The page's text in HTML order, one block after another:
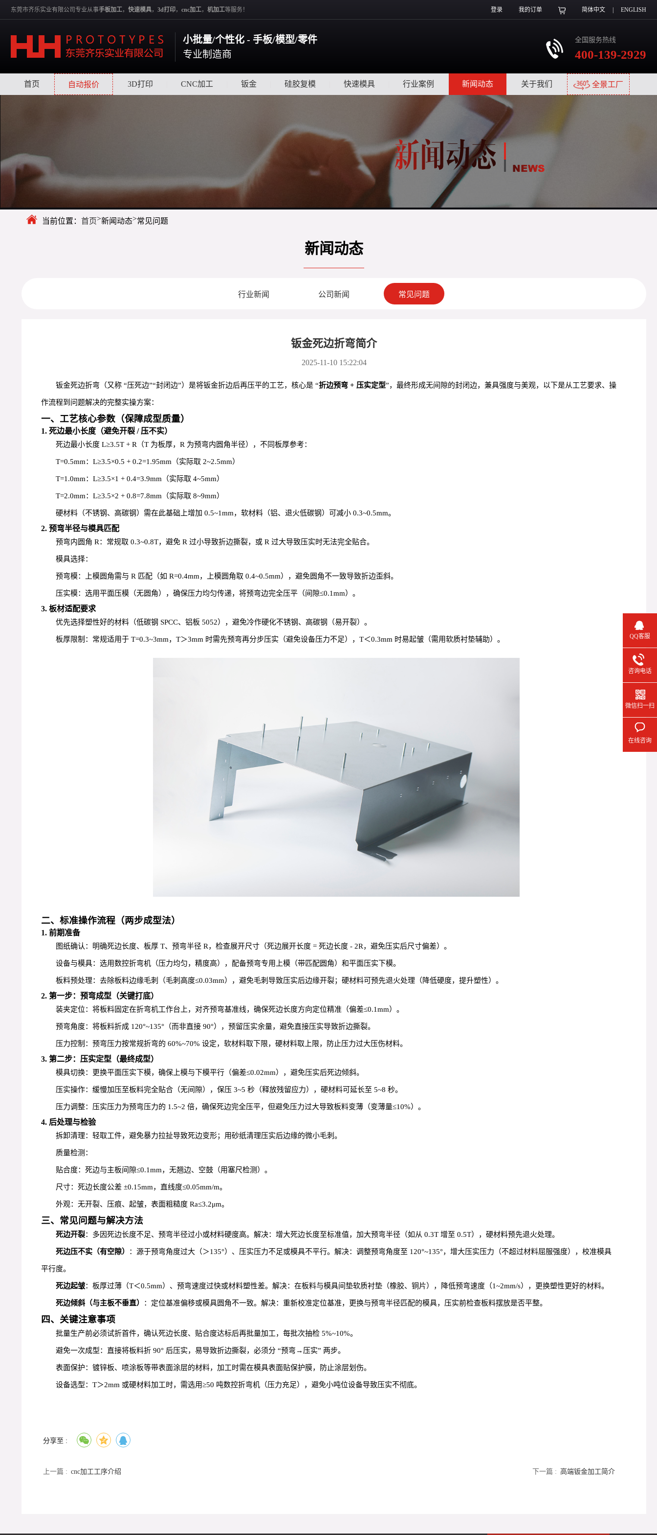
东莞市齐乐实业有限公司专业从事手板加工， 快速模具， 3d打印， cnc加工， 机加工等服务！ 登录 我的订单 简体中文 ENGLISH
小批量/个性化 - 手板/模型/零件
专业制造商
全国服务热线
400-139-2929
首页 自动报价 3D打印 CNC加工 钣金 硅胶复模 快速模具 行业案例 新闻动态 关于我们 全景工厂
当前位置： 首页>新闻动态>常见问题
新闻动态
行业新闻 公司新闻 常见问题
钣金死边折弯简介
2025-11-10 15:22:04
钣金死边折弯（又称 “压死边”“封闭边”）是将钣金折边后再压平的工艺，核心是 “折边预弯 + 压实定型”，最终形成无间隙的封闭边，兼具强度与美观，以下是从工艺要求、操
作流程到问题解决的完整实操方案：
一、工艺核心参数（保障成型质量）
1. 死边最小长度（避免开裂 / 压不实）
死边最小长度 L≥3.5T + R（T 为板厚，R 为预弯内圆角半径），不同板厚参考：
T=0.5mm：L≥3.5×0.5 + 0.2=1.95mm（实际取 2~2.5mm）
T=1.0mm：L≥3.5×1 + 0.4=3.9mm（实际取 4~5mm）
T=2.0mm：L≥3.5×2 + 0.8=7.8mm（实际取 8~9mm）
硬材料（不锈钢、高碳钢）需在此基础上增加 0.5~1mm，软材料（铝、退火低碳钢）可减小 0.3~0.5mm。
2. 预弯半径与模具匹配
预弯内圆角 R：常规取 0.3~0.8T，避免 R 过小导致折边撕裂，或 R 过大导致压实时无法完全贴合。
模具选择：
预弯模：上模圆角需与 R 匹配（如 R=0.4mm，上模圆角取 0.4~0.5mm），避免圆角不一致导致折边歪斜。
压实模：选用平面压模（无圆角），确保压力均匀传递，将预弯边完全压平（间隙≤0.1mm）。
3. 板材适配要求
优先选择塑性好的材料（低碳钢 SPCC、铝板 5052），避免冷作硬化不锈钢、高碳钢（易开裂）。
板厚限制：常规适用于 T=0.3~3mm，T＞3mm 时需先预弯再分步压实（避免设备压力不足），T＜0.3mm 时易起皱（需用软质衬垫辅助）。
二、标准操作流程（两步成型法）
1. 前期准备
图纸确认：明确死边长度、板厚 T、预弯半径 R，检查展开尺寸（死边展开长度 = 死边长度 - 2R，避免压实后尺寸偏差）。
设备与模具：选用数控折弯机（压力均匀，精度高），配备预弯专用上模（带匹配圆角）和平面压实下模。
板料预处理：去除板料边缘毛刺（毛刺高度≤0.03mm），避免毛刺导致压实后边缘开裂；硬材料可预先退火处理（降低硬度，提升塑性）。
2. 第一步：预弯成型（关键打底）
装夹定位：将板料固定在折弯机工作台上，对齐预弯基准线，确保死边长度方向定位精准（偏差≤0.1mm）。
预弯角度：将板料折成 120°~135°（而非直接 90°），预留压实余量，避免直接压实导致折边撕裂。
压力控制：预弯压力按常规折弯的 60%~70% 设定，软材料取下限，硬材料取上限，防止压力过大压伤材料。
3. 第二步：压实定型（最终成型）
模具切换：更换平面压实下模，确保上模与下模平行（偏差≤0.02mm），避免压实后死边倾斜。
压实操作：缓慢加压至板料完全贴合（无间隙），保压 3~5 秒（释放残留应力），硬材料可延长至 5~8 秒。
压力调整：压实压力为预弯压力的 1.5~2 倍，确保死边完全压平，但避免压力过大导致板料变薄（变薄量≤10%）。
4. 后处理与检验
拆卸清理：轻取工件，避免暴力拉扯导致死边变形；用砂纸清理压实后边缘的微小毛刺。
质量检测：
贴合度：死边与主板间隙≤0.1mm，无翘边、空鼓（用塞尺检测）。
尺寸：死边长度公差 ±0.15mm，直线度≤0.05mm/m。
外观：无开裂、压痕、起皱，表面粗糙度 Ra≤3.2μm。
三、常见问题与解决方法
死边开裂：多因死边长度不足、预弯半径过小或材料硬度高。解决：增大死边长度至标准值，加大预弯半径（如从 0.3T 增至 0.5T），硬材料预先退火处理。
死边压不实（有空隙） ：源于预弯角度过大（＞135°）、压实压力不足或模具不平行。解决：调整预弯角度至 120°~135°，增大压实压力（不超过材料屈服强度），校准模具
平行度。
死边起皱：板厚过薄（T＜0.5mm）、预弯速度过快或材料塑性差。解决：在板料与模具间垫软质衬垫（橡胶、铜片），降低预弯速度（1~2mm/s），更换塑性更好的材料。
死边倾斜（与主板不垂直） ：定位基准偏移或模具圆角不一致。解决：重新校准定位基准，更换与预弯半径匹配的模具，压实前检查板料摆放是否平整。
四、关键注意事项
批量生产前必须试折首件，确认死边长度、贴合度达标后再批量加工，每批次抽检 5%~10%。
避免一次成型：直接将板料折 90° 后压实，易导致折边撕裂，必须分 “预弯→压实” 两步。
表面保护：镀锌板、喷涂板等带表面涂层的材料，加工时需在模具表面贴保护膜，防止涂层划伤。
设备选型：T＞2mm 或硬材料加工时，需选用≥50 吨数控折弯机（压力充足），避免小吨位设备导致压实不彻底。
分享至 :
上一篇 : cnc加工工序介绍 下一篇 : 高端钣金加工简介
QQ客服
咨询电话
微信扫一扫
在线咨询